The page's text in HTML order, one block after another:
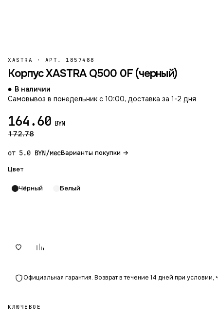
XASTRA · АРТ. 1857488
Корпус XASTRA Q500 0F (черный)
В наличии
Самовывоз в понедельник с 10:00, доставка за 1-2 дня
164.60 BYN
172.78
от 5.0 BYN/месВарианты покупки →
Цвет
Чёрный Белый
Официальная гарантия. Возврат в течение 14 дней при
КЛЮЧЕВОЕ